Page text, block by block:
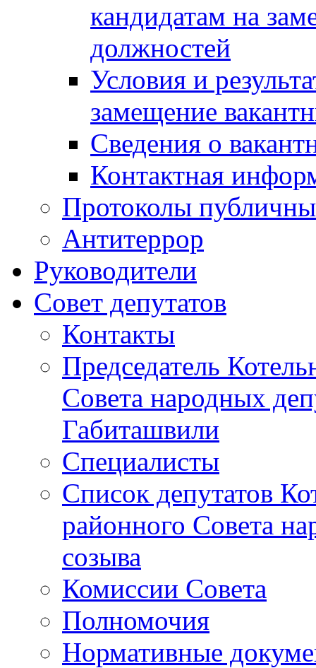
кандидатам на
должностей
Условия и
замещение
Сведения о
Контактная
Протоколы
Антитеррор
Руководители
Совет депутатов
Контакты
Председатель
Совета народных
Габиташвили
Специалисты
Список депутатов
районного Совета
созыва
Комиссии Совета
Полномочия
Нормативные